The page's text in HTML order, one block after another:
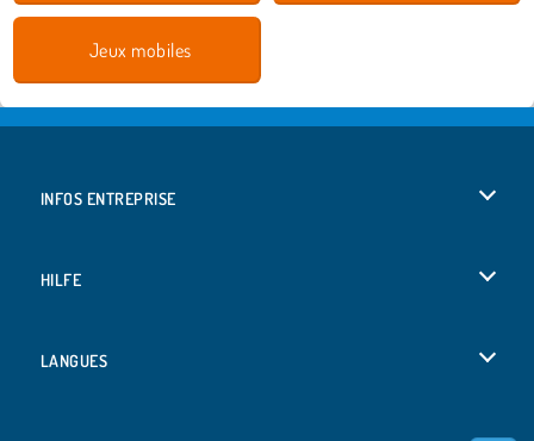
Jeux mobiles
INFOS ENTREPRISE
HILFE
LANGUES